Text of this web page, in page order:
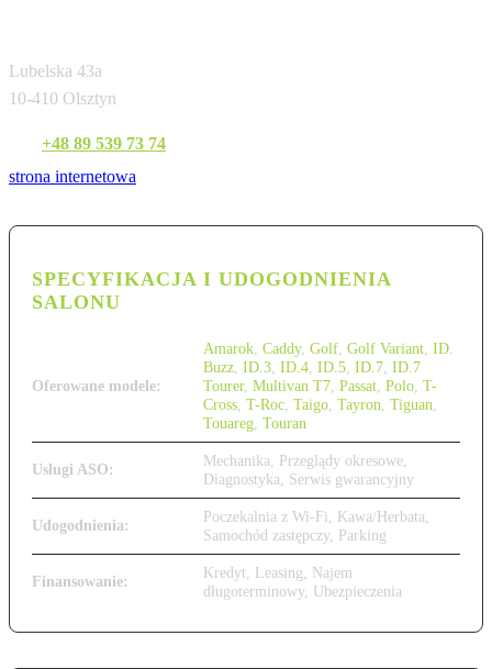
Lubelska 43a
10-410 Olsztyn
+48 89 539 73 74
strona internetowa
SPECYFIKACJA I UDOGODNIENIA
SALONU
Oferowane modele:
Amarok Caddy, Golf Golf Variant ID.
Buzz ID.3 ID.4 ID.5 ID.7 ID.7
Tourer, Multivan T7 Passat Polo T-
Cross T-Roc Taigo Tayron Tiguan
Touareg Touran
Usługi ASO:
Mechanika, Przeglądy okresowe,
Diagnostyka, Serwis gwarancyjny
Udogodnienia:
Poczekalnia z Wi-Fi, Kawa/Herbata,
Samochód zastępczy, Parking
Finansowanie:
Kredyt, Leasing, Najem
długoterminowy, Ubezpieczenia